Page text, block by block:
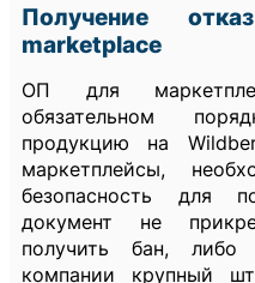
Получение
marketplace
ОП для
обязательном
продукцию на
маркетплейсы,
безопасность для
документ не
получить бан, либо
компании крупный